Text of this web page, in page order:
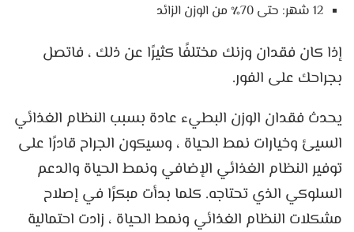
12 شهر: حتى 70٪ من الوزن الزائد
إذا كان فقدان وزنك مختلفًا كثيرًا عن ذلك ، فاتصل
بجراحك على الفور.
يحدث فقدان الوزن البطيء عادة بسبب النظام الغذائي
السيئ وخيارات نمط الحياة ، وسيكون الجراح قادرًا على
توفير النظام الغذائي الإضافي ونمط الحياة والدعم
السلوكي الذي تحتاجه. كلما بدأت مبكرًا في إصلاح
مشكلات النظام الغذائي ونمط الحياة ، زادت احتمالية